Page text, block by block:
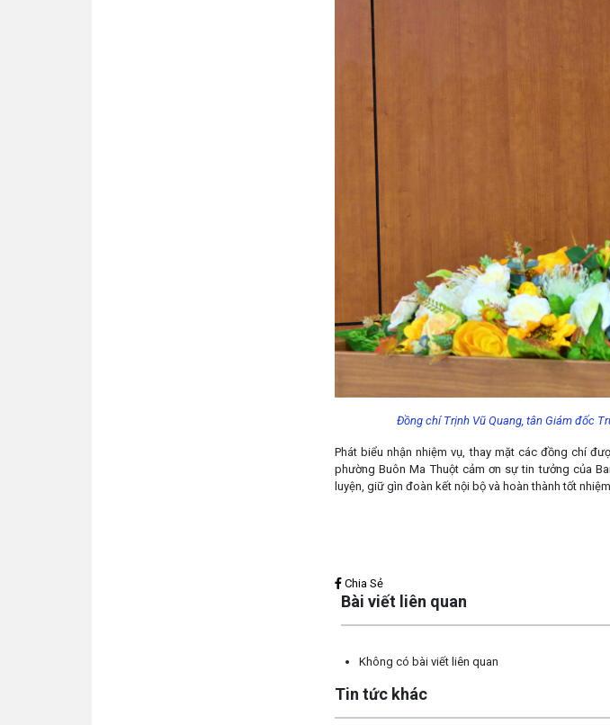
Đồng chí Trịnh Vũ Quang, tân Giám đốc
Phát biểu nhận nhiệm vụ, thay mặt các đồng chí
phường Buôn Ma Thuột cảm ơn sự tin tưởng của
luyện, giữ gìn đoàn kết nội bộ và hoàn thành tốt
Chia Sẻ
Bài viết liên quan
Không có bài viết liên quan
Tin tức khác